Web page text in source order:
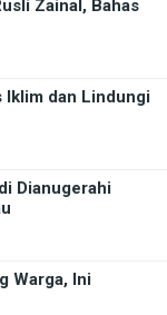
Zainal, Bahas
Iklim dan Lindungi
Dianugerahi
Warga, Ini